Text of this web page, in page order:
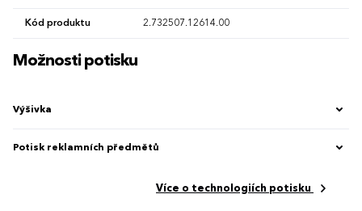
Kód produktu 2.732507.12614.00
Možnosti potisku
Výšivka
Potisk reklamních předmětů
Více o technologiích potisku